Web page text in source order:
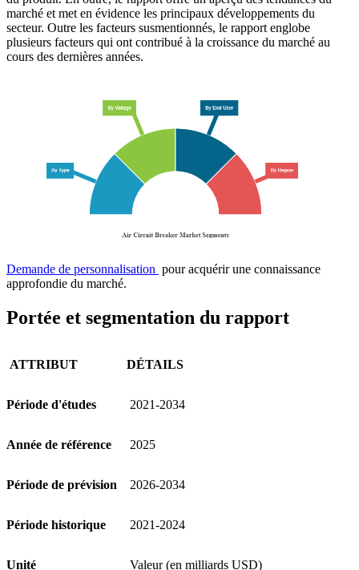
marché et met en évidence les principaux développements du
secteur. Outre les facteurs susmentionnés, le rapport englobe
plusieurs facteurs qui ont contribué à la croissance du marché au
cours des dernières années.
Demande de personnalisation pour acquérir une connaissance
approfondie du marché.
Portée et segmentation du rapport
ATTRIBUT DÉTAILS
Période d'études 2021-2034
Année de référence 2025
Période de prévision 2026-2034
Période historique 2021-2024
Unité Valeur (en milliards USD)